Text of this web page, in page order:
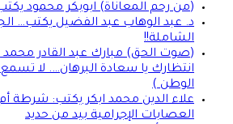
(من رحم المعاناة) ابوبكر محمود
د. عبد الوهاب عبد الفضيل يكتب…
الشاملة!!
(صوت الحق) مبارك عبد القادر محمد
انتظارك يا سعادة البرهان…. لا
الوطن )
علاء الدين محمد ابكر يكتب: شرطة
العصابات الإجرامية بيد من حديد